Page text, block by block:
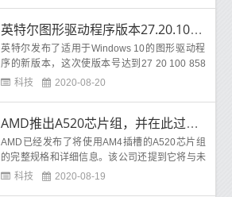
英特尔图形驱动程序版本27.20.100.8587添加了对Fall Guys等的支持
英特尔发布了适用于Windows 10的图形驱动程
序的新版本，这次使版本号达到27 20 100 858
7。此版本以对四个新游戏的支持形式对游戏进
科技 2020-08-20
AMD推出A520芯片组，并在此过程中确认了其Ryzen 4000兼容性
AMD已经发布了将使用AM4插槽的A520芯片组
的完整规格和详细信息。该公司还提到它将与未
来的Zen 3架构以及当前的Ryzen 3000台式机AP
科技 2020-08-19